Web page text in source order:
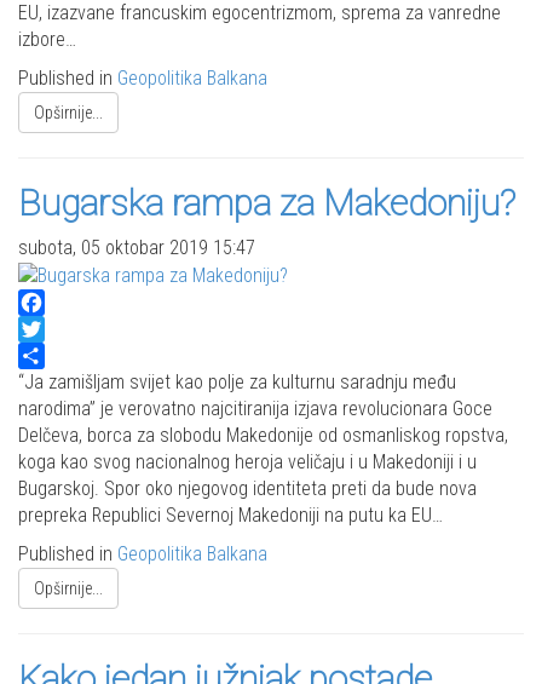
EU, izazvane francuskim egocentrizmom, sprema za vanredne
izbore…
Published in Geopolitika Balkana
Opširnije...
Bugarska rampa za Makedoniju?
subota, 05 oktobar 2019 15:47
Facebook
Twitter
Share
“Ja zamišljam svijet kao polje za kulturnu saradnju među
narodima” je verovatno najcitiranija izjava revolucionara Goce
Delčeva, borca za slobodu Makedonije od osmanliskog ropstva,
koga kao svog nacionalnog heroja veličaju i u Makedoniji i u
Bugarskoj. Spor oko njegovog identiteta preti da bude nova
prepreka Republici Severnoj Makedoniji na putu ka EU…
Published in Geopolitika Balkana
Opširnije...